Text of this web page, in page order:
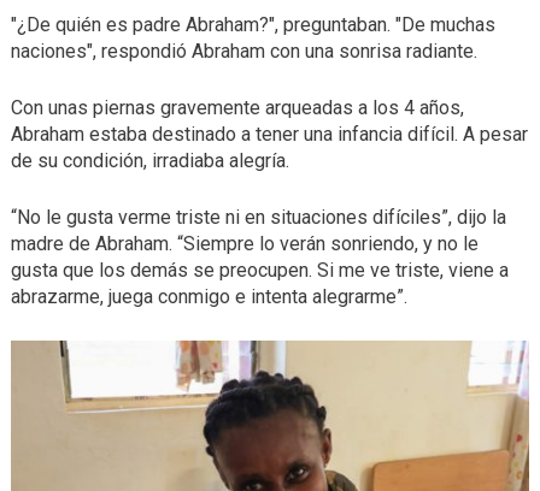
"¿De quién es padre Abraham?", preguntaban. "De muchas
naciones", respondió Abraham con una sonrisa radiante.
Con unas piernas gravemente arqueadas a los 4 años,
Abraham estaba destinado a tener una infancia difícil. A pesar
de su condición, irradiaba alegría.
“No le gusta verme triste ni en situaciones difíciles”, dijo la
madre de Abraham. “Siempre lo verán sonriendo, y no le
gusta que los demás se preocupen. Si me ve triste, viene a
abrazarme, juega conmigo e intenta alegrarme”.